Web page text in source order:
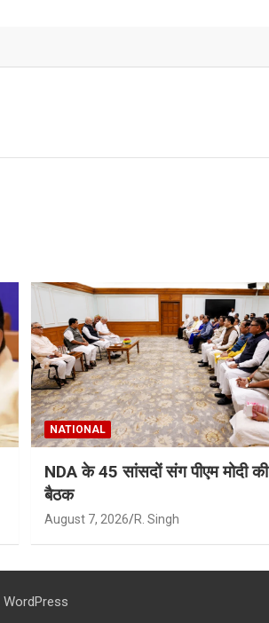
NATIONAL
NDA के 45 सांसदों संग पीएम मोदी की
बैठक
August 7, 2026 R. Singh
WordPress